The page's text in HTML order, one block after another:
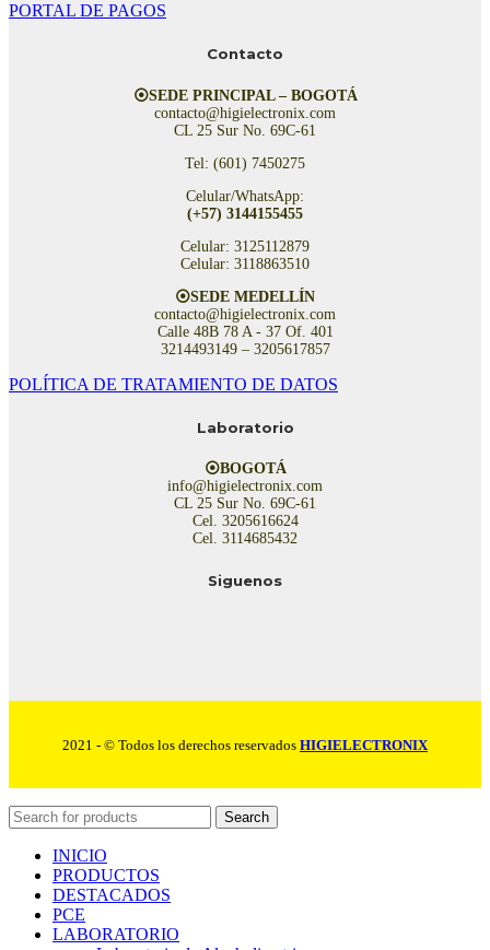
PORTAL DE PAGOS
Contacto
⦿SEDE PRINCIPAL – BOGOTÁ
contacto@higielectronix.com
CL 25 Sur No. 69C-61
Tel: (601) 7450275
Celular/WhatsApp:
(+57) 3144155455
Celular: 3125112879
Celular: 3118863510
⦿SEDE MEDELLÍN
contacto@higielectronix.com
Calle 48B 78 A - 37 Of. 401
3214493149 – 3205617857
POLÍTICA DE TRATAMIENTO DE DATOS
Laboratorio
⦿BOGOTÁ
info@higielectronix.com
CL 25 Sur No. 69C-61
Cel. 3205616624
Cel. 3114685432
Siguenos
2021 - © Todos los derechos reservados HIGIELECTRONIX
Search
INICIO
PRODUCTOS
DESTACADOS
PCE
LABORATORIO